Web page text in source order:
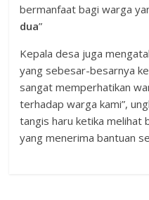
bermanfaat bagi warga
dua”
Kepala desa juga
yang sebesar-besarnya
sangat memperhatikan
terhadap warga kami”,
tangis haru ketika melihat
yang menerima bantuan